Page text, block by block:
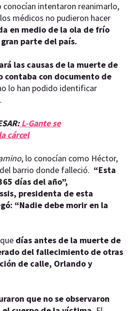
conocían intentaron reanimarlo,
médicos no pudieron hacer
en medio de la ola de frío
parte del país.
las causas de la muerte de
contaba con documento de
lo han podido identificar
L-Gante se
cárcel
, lo conocían como Héctor,
barrio donde falleció. “Esta
días del año”,
presidenta de esta
“Nadie debe morir en la
días antes de la muerte de
del fallecimiento de otras
de calle, Orlando y
que no se observaron